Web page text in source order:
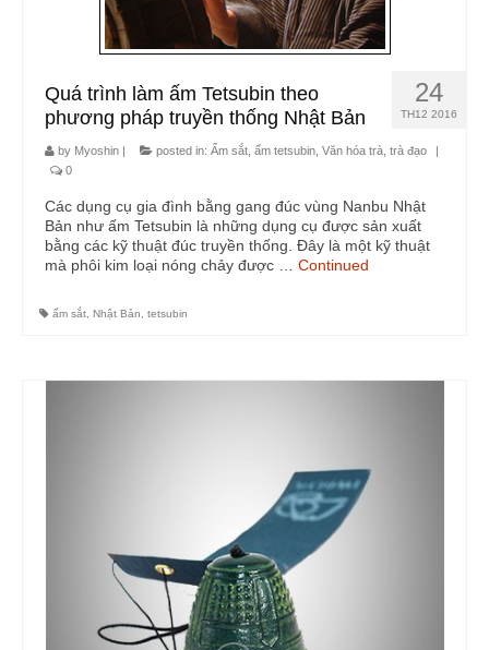
Thư viện video
Giới thiệu
Liên hệ 24
TH12 2016
Quá trình làm ấm Tetsubin theo
phương pháp truyền thống Nhật Bản
by Myoshin | posted in: Ấm sắt, ấm tetsubin Văn hóa trà, trà đạo
|
0
Các dụng cụ gia đình bằng gang đúc vùng Nanbu Nhật
Bản như ấm Tetsubin là những dụng cụ được sản xuất
bằng các kỹ thuật đúc truyền thống. Đây là một kỹ thuật
mà phôi kim loại nóng chảy được … Continued
ấm sắt Nhật Bản tetsubin